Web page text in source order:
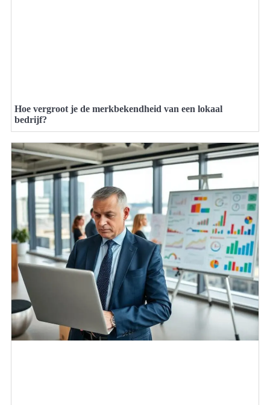
Hoe vergroot je de merkbekendheid van een lokaal
bedrijf?